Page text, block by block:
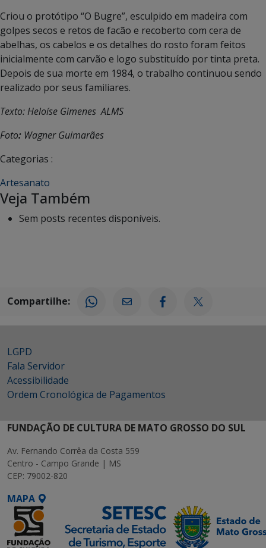
Criou o protótipo “O Bugre”, esculpido em madeira com
golpes secos e retos de facão e recoberto com cera de
abelhas, os cabelos e os detalhes do rosto foram feitos
inicialmente com carvão e logo substituído por tinta preta.
Depois de sua morte em 1984, o trabalho continuou sendo
realizado por seus familiares.
Texto: Heloíse Gimenes ALMS
Foto: Wagner Guimarães
Categorias :
Artesanato
Veja Também
Sem posts recentes disponíveis.
Compartilhe:
LGPD
Fala Servidor
Acessibilidade
Ordem Cronológica de Pagamentos
FUNDAÇÃO DE CULTURA DE MATO GROSSO DO SUL
Av. Fernando Corrêa da Costa 559
Centro - Campo Grande | MS
CEP: 79002-820
MAPA